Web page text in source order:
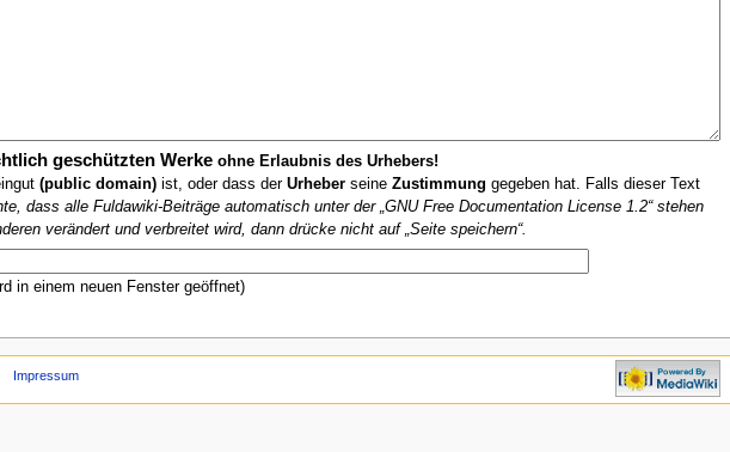
geschützten Werkeohne Erlaubnis des Urhebers!
(public domain)ist, oder dass der Urheberseine Zustimmung gegeben hat. Falls dieser Text
dass alle Fuldawiki-Beiträge automatisch unter der „GNU Free Documentation License 1.2“ stehen
verändert und verbreitet wird, dann drücke nicht auf „Seite speichern“.
in einem neuen Fenster geöffnet)
Impressum